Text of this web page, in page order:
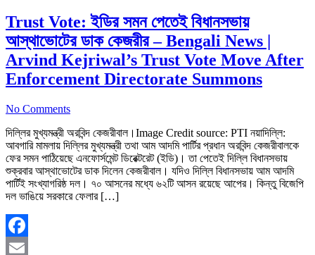
Trust Vote: ইডির সমন পেতেই বিধানসভায়
আস্থাভোটের ডাক কেজরীর – Bengali News |
Arvind Kejriwal’s Trust Vote Move After
Enforcement Directorate Summons
No Comments
দিল্লির মুখ্যমন্ত্রী অরবিন্দ কেজরীবাল।Image Credit source: PTI নয়াদিল্লি:
আবগারি মামলায় দিল্লির মুখ্যমন্ত্রী তথা আম আদমি পার্টির প্রধান অরবিন্দ কেজরীবালকে
ফের সমন পাঠিয়েছে এনফোর্সমেন্ট ডিরেক্টরেট (ইডি)। তা পেতেই দিল্লি বিধানসভায়
শুক্রবার আস্থাভোটের ডাক দিলেন কেজরীবাল। যদিও দিল্লি বিধানসভায় আম আদমি
পার্টিই সংখ্যাগরিষ্ঠ দল। ৭০ আসনের মধ্যে ৬২টি আসন রয়েছে আপের। কিন্তু বিজেপি
দল ভাঙিয়ে সরকারে ফেলার […]
Facebook